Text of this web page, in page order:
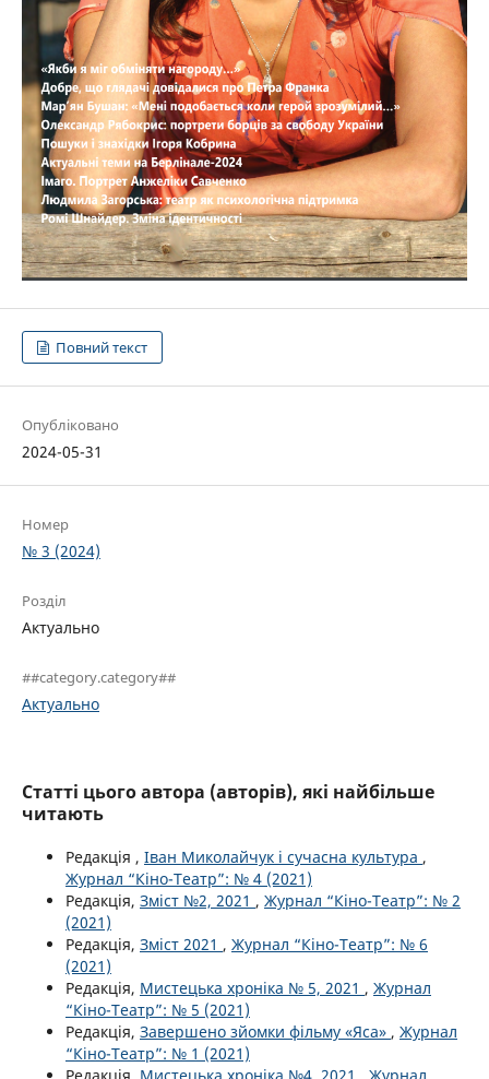
Повний текст
Опубліковано
2024-05-31
Номер
№ 3 (2024)
Розділ
Актуально
##category.category##
Актуально
Статті цього автора (авторів), які найбільше
читають
Редакція , Іван Миколайчук і сучасна культура ,
Журнал “Кіно-Театр”: № 4 (2021)
Редакція, Зміст №2, 2021 , Журнал “Кіно-Театр”: № 2
(2021)
Редакція, Зміст 2021 , Журнал “Кіно-Театр”: № 6
(2021)
Редакція, Мистецька хроніка № 5, 2021 , Журнал
“Кіно-Театр”: № 5 (2021)
Редакція, Завершено зйомки фільму «Яса» , Журнал
“Кіно-Театр”: № 1 (2021)